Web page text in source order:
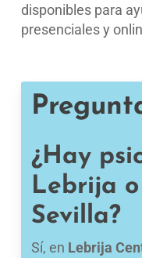
disponibles para
presenciales y
¿Hay
Lebrija
Sevilla?
Sí, en Lebrija